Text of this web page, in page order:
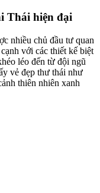
Thái hiện đại
nhiều chủ đầu tư quan
với các thiết kế biệt
léo đến từ đội ngũ
vẻ đẹp thư thái như
thiên nhiên xanh